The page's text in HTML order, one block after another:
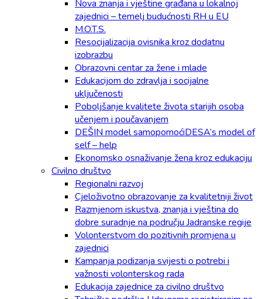
Nova znanja i vještine građana u lokalnoj
zajednici – temelj budućnosti RH u EU
M.O.T.S.
Resocijalizacija ovisnika kroz dodatnu
izobrazbu
Obrazovni centar za žene i mlade
Edukacijom do zdravlja i socijalne
uključenosti
Poboljšanje kvalitete života starijih osoba
učenjem i poučavanjem
DEŠIN model samopomoćiDESA’s model of
self – help
Ekonomsko osnaživanje žena kroz edukaciju
Civilno društvo
Regionalni razvoj
Cjeloživotno obrazovanje za kvalitetniji život
Razmjenom iskustva, znanja i vještina do
dobre suradnje na području Jadranske regije
Volonterstvom do pozitivnih promjena u
zajednici
Kampanja podizanja svijesti o potrebi i
važnosti volonterskog rada
Edukacija zajednice za civilno društvo